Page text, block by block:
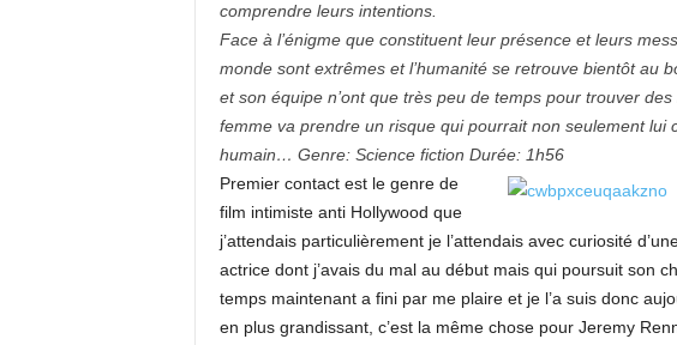
comprendre leurs intentions.
Face à l’énigme que constituent leur présence et leurs
monde sont extrêmes et l’humanité se retrouve bientôt au
et son équipe n’ont que très peu de temps pour trouver
femme va prendre un risque qui pourrait non seulement lui
humain… Genre: Science fiction Durée: 1h56
Premier contact est le genre de
film intimiste anti Hollywood que
j’attendais particulièrement je l’attendais avec curiosité
actrice dont j’avais du mal au début mais qui poursuit son
temps maintenant a fini par me plaire et je l’a suis donc
en plus grandissant, c’est la même chose pour Jeremy